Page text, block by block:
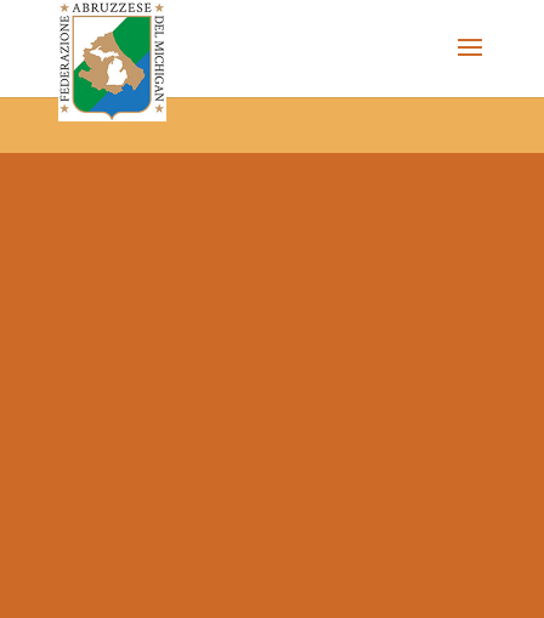
The Federazione Abruzzese del Michigan, Clinton Township,
community of Italian Americans